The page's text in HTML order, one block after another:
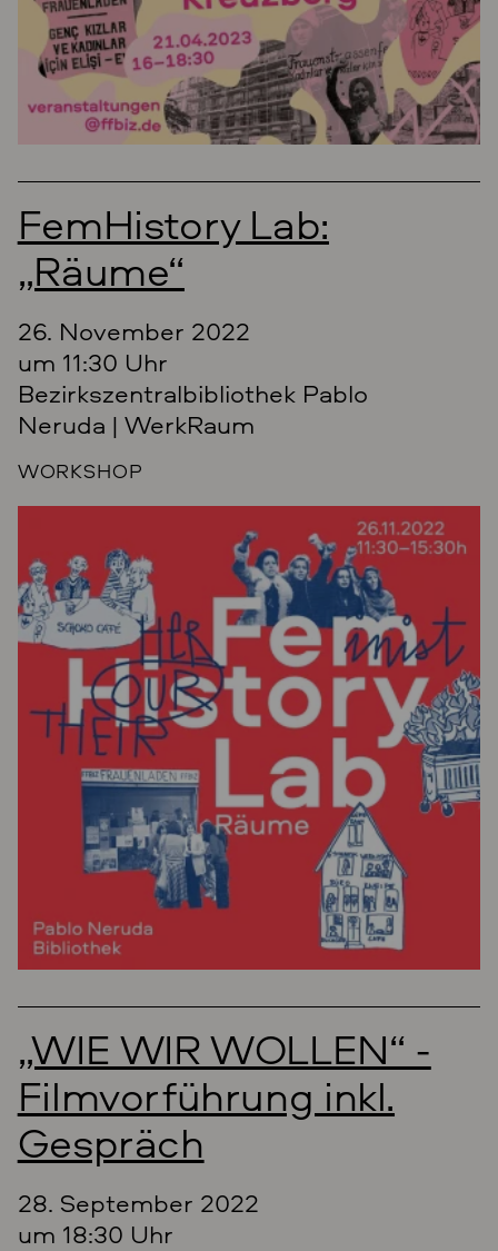
FemHistory Lab:
„Räume“
26. November 2022
um 11:30 Uhr
Bezirkszentralbibliothek Pablo
Neruda | WerkRaum
WORKSHOP
„WIE WIR WOLLEN“ -
Filmvorführung inkl.
Gespräch
28. September 2022
um 18:30 Uhr